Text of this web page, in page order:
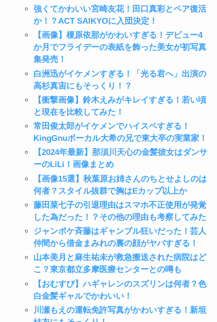
強くてかわいい宮崎友花！田口真彩とペア復活
か！？ACT SAIKYOに入団決定！
【画像】榎原依那がかわいすぎる！デビュー4
か月でフライデーの表紙を飾った美女が初写真
集発売！
白洲迅がイケメンすぎる！「光る君へ」出演の
高杉真宙にもそっくり！？
【衝撃画像】鈴木えみがキレイすぎる！若い頃
と現在を比較してみた！
常田俊太郎がイケメンでハイスペすぎる！
KingGnuボーカル大希の兄で東大卒の実業家！
【2024年最新】那須川天心の金髪彼女はダンサ
ーのLiLi！画像まとめ
【画像15選】秋葉原お姉さんのちとせよしのは
何者？スタイル抜群で胸はEカップ以上か
藤田菜七子の引退理由はスマホ不正使用が発覚
した為だった！？その他の理由も考察してみた
ジャンポケ斉藤はギャンブル狂いだった！芸人
仲間から借金まみれの裏の顔がヤバすぎる！
山本美月と麻生祐未が救急搬送された病院はど
こ？東京都立多摩医療センターとの噂も
【おむすび】ハギャレンのスズリンは何者？色
白金髪ギャルでかわいい！
川瀬もえの運転免許写真がかわいすぎる！新垣